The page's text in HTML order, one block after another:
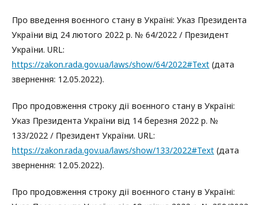
Про введення воєнного стану в Україні: Указ Президента
України від 24 лютого 2022 р. № 64/2022 / Президент
України. URL:
https://zakon.rada.gov.ua/laws/show/64/2022#Text (дата
звернення: 12.05.2022).
Про продовження строку дії воєнного стану в Україні:
Указ Президента України від 14 березня 2022 р. №
133/2022 / Президент України. URL:
https://zakon.rada.gov.ua/laws/show/133/2022#Text (дата
звернення: 12.05.2022).
Про продовження строку дії воєнного стану в Україні: